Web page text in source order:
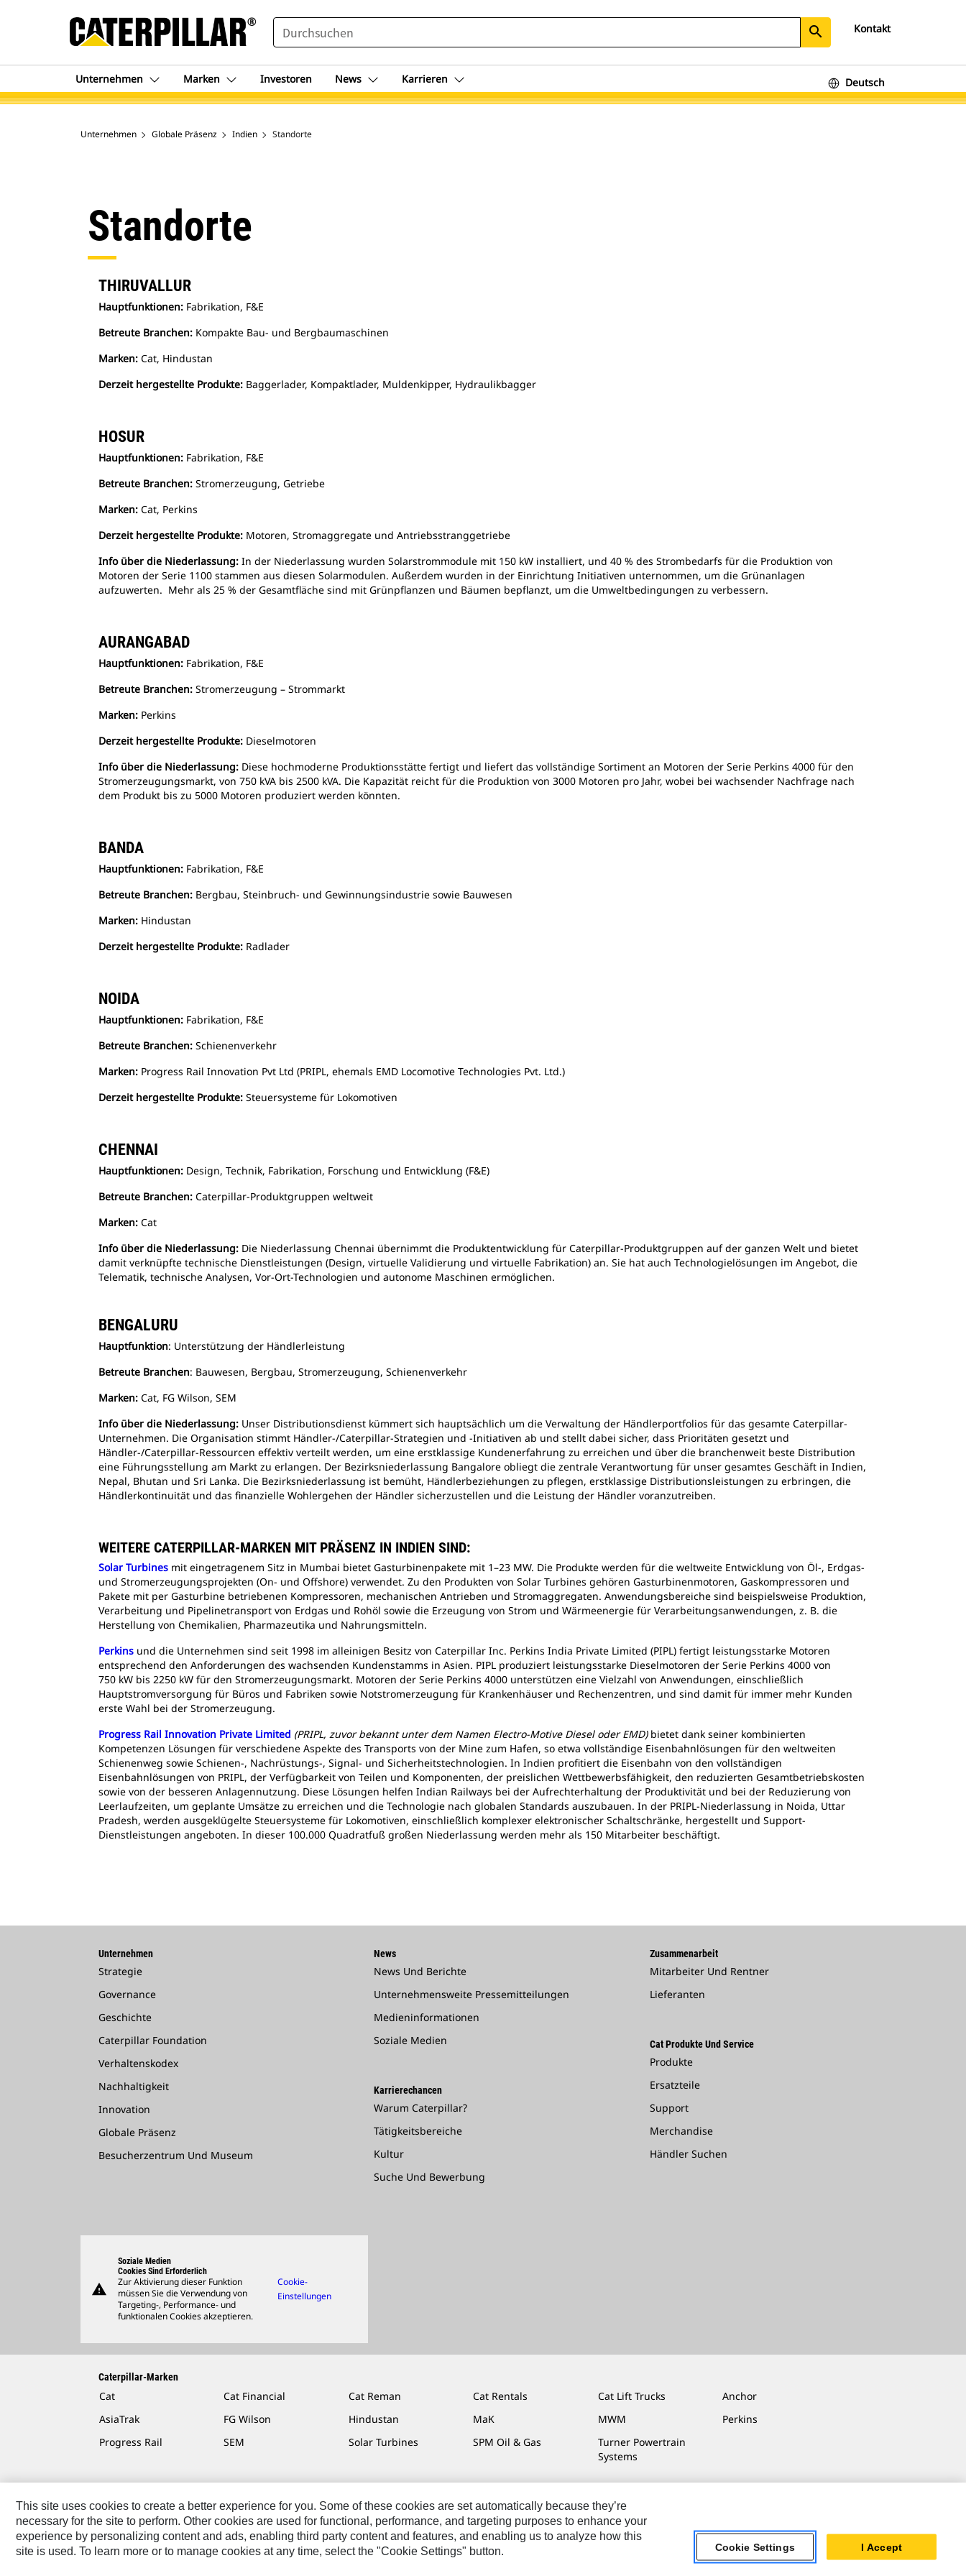
SEARCH search Kontakt
Unternehmen Marken Investoren News Karrieren Deutsch
Unternehmen Globale Präsenz Indien Standorte
Standorte
THIRUVALLUR
Hauptfunktionen: Fabrikation, F&E
Betreute Branchen: Kompakte Bau- und Bergbaumaschinen
Marken: Cat, Hindustan
Derzeit hergestellte Produkte: Baggerlader, Kompaktlader, Muldenkipper, Hydraulikbagger
HOSUR
Hauptfunktionen: Fabrikation, F&E
Betreute Branchen: Stromerzeugung, Getriebe
Marken: Cat, Perkins
Derzeit hergestellte Produkte: Motoren, Stromaggregate und Antriebsstranggetriebe
Info über die Niederlassung: In der Niederlassung wurden Solarstrommodule mit 150 kW installiert, und 40 % des Strombedarfs für die Produktion von
Motoren der Serie 1100 stammen aus diesen Solarmodulen. Außerdem wurden in der Einrichtung Initiativen unternommen, um die Grünanlagen
aufzuwerten. Mehr als 25 % der Gesamtfläche sind mit Grünpflanzen und Bäumen bepflanzt, um die Umweltbedingungen zu verbessern.
AURANGABAD
Hauptfunktionen: Fabrikation, F&E
Betreute Branchen: Stromerzeugung – Strommarkt
Marken: Perkins
Derzeit hergestellte Produkte: Dieselmotoren
Info über die Niederlassung: Diese hochmoderne Produktionsstätte fertigt und liefert das vollständige Sortiment an Motoren der Serie Perkins 4000 für den
Stromerzeugungsmarkt, von 750 kVA bis 2500 kVA. Die Kapazität reicht für die Produktion von 3000 Motoren pro Jahr, wobei bei wachsender Nachfrage nach
dem Produkt bis zu 5000 Motoren produziert werden könnten.
BANDA
Hauptfunktionen: Fabrikation, F&E
Betreute Branchen: Bergbau, Steinbruch- und Gewinnungsindustrie sowie Bauwesen
Marken: Hindustan
Derzeit hergestellte Produkte: Radlader
NOIDA
Hauptfunktionen: Fabrikation, F&E
Betreute Branchen: Schienenverkehr
Marken: Progress Rail Innovation Pvt Ltd (PRIPL, ehemals EMD Locomotive Technologies Pvt. Ltd.)
Derzeit hergestellte Produkte: Steuersysteme für Lokomotiven
CHENNAI
Hauptfunktionen: Design, Technik, Fabrikation, Forschung und Entwicklung (F&E)
Betreute Branchen: Caterpillar-Produktgruppen weltweit
Marken: Cat
Info über die Niederlassung: Die Niederlassung Chennai übernimmt die Produktentwicklung für Caterpillar-Produktgruppen auf der ganzen Welt und bietet
damit verknüpfte technische Dienstleistungen (Design, virtuelle Validierung und virtuelle Fabrikation) an. Sie hat auch Technologielösungen im Angebot, die
Telematik, technische Analysen, Vor-Ort-Technologien und autonome Maschinen ermöglichen.
BENGALURU
Hauptfunktion: Unterstützung der Händlerleistung
Betreute Branchen: Bauwesen, Bergbau, Stromerzeugung, Schienenverkehr
Marken: Cat, FG Wilson, SEM
Info über die Niederlassung: Unser Distributionsdienst kümmert sich hauptsächlich um die Verwaltung der Händlerportfolios für das gesamte Caterpillar-
Unternehmen. Die Organisation stimmt Händler-/Caterpillar-Strategien und -Initiativen ab und stellt dabei sicher, dass Prioritäten gesetzt und
Händler-/Caterpillar-Ressourcen effektiv verteilt werden, um eine erstklassige Kundenerfahrung zu erreichen und über die branchenweit beste Distribution
eine Führungsstellung am Markt zu erlangen. Der Bezirksniederlassung Bangalore obliegt die zentrale Verantwortung für unser gesamtes Geschäft in Indien,
Nepal, Bhutan und Sri Lanka. Die Bezirksniederlassung ist bemüht, Händlerbeziehungen zu pflegen, erstklassige Distributionsleistungen zu erbringen, die
Händlerkontinuität und das finanzielle Wohlergehen der Händler sicherzustellen und die Leistung der Händler voranzutreiben.
WEITERE CATERPILLAR-MARKEN MIT PRÄSENZ IN INDIEN SIND:
Solar Turbines mit eingetragenem Sitz in Mumbai bietet Gasturbinenpakete mit 1–23 MW. Die Produkte werden für die weltweite Entwicklung von Öl-, Erdgas-
und Stromerzeugungsprojekten (On- und Offshore) verwendet. Zu den Produkten von Solar Turbines gehören Gasturbinenmotoren, Gaskompressoren und
Pakete mit per Gasturbine betriebenen Kompressoren, mechanischen Antrieben und Stromaggregaten. Anwendungsbereiche sind beispielsweise Produktion,
Verarbeitung und Pipelinetransport von Erdgas und Rohöl sowie die Erzeugung von Strom und Wärmeenergie für Verarbeitungsanwendungen, z. B. die
Herstellung von Chemikalien, Pharmazeutika und Nahrungsmitteln.
Perkins und die Unternehmen sind seit 1998 im alleinigen Besitz von Caterpillar Inc. Perkins India Private Limited (PIPL) fertigt leistungsstarke Motoren
entsprechend den Anforderungen des wachsenden Kundenstamms in Asien. PIPL produziert leistungsstarke Dieselmotoren der Serie Perkins 4000 von
750 kW bis 2250 kW für den Stromerzeugungsmarkt. Motoren der Serie Perkins 4000 unterstützen eine Vielzahl von Anwendungen, einschließlich
Hauptstromversorgung für Büros und Fabriken sowie Notstromerzeugung für Krankenhäuser und Rechenzentren, und sind damit für immer mehr Kunden
erste Wahl bei der Stromerzeugung.
Progress Rail Innovation Private Limited (PRIPL, zuvor bekannt unter dem Namen Electro-Motive Diesel oder EMD) bietet dank seiner kombinierten
Kompetenzen Lösungen für verschiedene Aspekte des Transports von der Mine zum Hafen, so etwa vollständige Eisenbahnlösungen für den weltweiten
Schienenweg sowie Schienen-, Nachrüstungs-, Signal- und Sicherheitstechnologien. In Indien profitiert die Eisenbahn von den vollständigen
Eisenbahnlösungen von PRIPL, der Verfügbarkeit von Teilen und Komponenten, der preislichen Wettbewerbsfähigkeit, den reduzierten Gesamtbetriebskosten
sowie von der besseren Anlagennutzung. Diese Lösungen helfen Indian Railways bei der Aufrechterhaltung der Produktivität und bei der Reduzierung von
Leerlaufzeiten, um geplante Umsätze zu erreichen und die Technologie nach globalen Standards auszubauen. In der PRIPL-Niederlassung in Noida, Uttar
Pradesh, werden ausgeklügelte Steuersysteme für Lokomotiven, einschließlich komplexer elektronischer Schaltschränke, hergestellt und Support-
Dienstleistungen angeboten. In dieser 100.000 Quadratfuß großen Niederlassung werden mehr als 150 Mitarbeiter beschäftigt.
Unternehmen
Strategie
Governance
Geschichte
Caterpillar Foundation
Verhaltenskodex
Nachhaltigkeit
Innovation
Globale Präsenz
Besucherzentrum Und Museum
News
News Und Berichte
Unternehmensweite Pressemitteilungen
Medieninformationen
Soziale Medien
Karrierechancen
Warum Caterpillar?
Tätigkeitsbereiche
Kultur
Suche Und Bewerbung
Zusammenarbeit
Mitarbeiter Und Rentner
Lieferanten
Cat Produkte Und Service
Produkte
Ersatzteile
Support
Merchandise
Händler Suchen
warning
Soziale Medien
Cookies Sind Erforderlich
Zur Aktivierung dieser Funktion
müssen Sie die Verwendung von
Targeting-, Performance- und
funktionalen Cookies akzeptieren.
Cookie-
Einstellungen
Caterpillar-Marken
Cat Cat Financial Cat Reman Cat Rentals Cat Lift Trucks
Anchor
AsiaTrak
FG Wilson Hindustan MaK MWM
Perkins
Progress Rail
SEM Solar Turbines SPM Oil & Gas
Turner Powertrain
Systems
Kontakt/Imprint Sitemap Cookie Settings Rechtliche Hinweise Datenschutzerklärung Cat.com
Caterpillar © 2026. Alle Rechte vorbehalten.
This site uses cookies to create a better experience for you. Some of these cookies are set automatically because they’re
necessary for the site to perform. Other cookies are used for functional, performance, and targeting purposes to enhance your
experience by personalizing content and ads, enabling third party content and features, and enabling us to analyze how this
site is used. To learn more or to manage cookies at any time, select the "Cookie Settings" button.
Cookie Settings I Accept